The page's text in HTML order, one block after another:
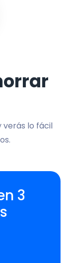
verás lo fácil
3